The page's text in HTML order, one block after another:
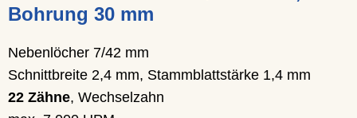
Bohrung 30 mm
Nebenlöcher 7/42 mm
Schnittbreite 2,4 mm, Stammblattstärke 1,4 mm
22 Zähne, Wechselzahn